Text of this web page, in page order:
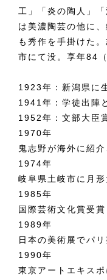
工」「炎の陶人」
は美濃陶芸の他に
も秀作を手掛けた
市にて没。享年84
1923年：新潟県に
1941年：学徒出陣
1952年：文部大臣
1970年
鬼志野が海外に紹介
1974年
岐阜県土岐市に月
1985年
国際芸術文化賞受賞
1989年
日本の美術展でパ
1990年
東京アートエキス